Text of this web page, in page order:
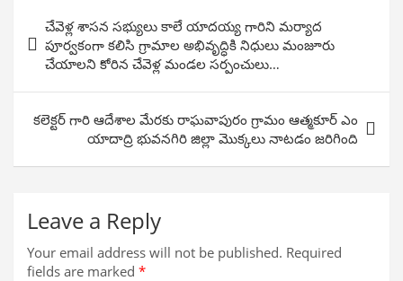
Post
navigation
చేవెళ్ల శాసన సభ్యులు కాలే యాదయ్య గారిని మర్యాద
పూర్వకంగా కలిసి గ్రామాల అభివృద్ధికి నిధులు మంజూరు
చేయాలని కోరిన చేవెళ్ల మండల సర్పంచులు…
కలెక్టర్ గారి ఆదేశాల మేరకు రాఘవాపురం గ్రామం ఆత్మకూర్ ఎం
యాదాద్రి భువనగిరి జిల్లా మొక్కలు నాటడం జరిగింది
Leave a Reply
Your email address will not be published. Required
fields are marked *